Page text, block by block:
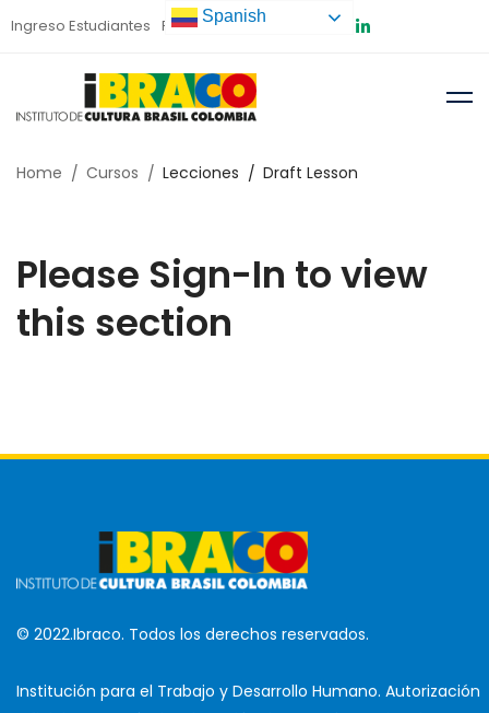
Ingreso Estudiantes Preinscripción
Home Cursos Lecciones Draft Lesson
Please Sign-In to view
this section
© 2022.Ibraco. Todos los derechos reservados.
Institución para el Trabajo y Desarrollo Humano. Autorización
Spanish